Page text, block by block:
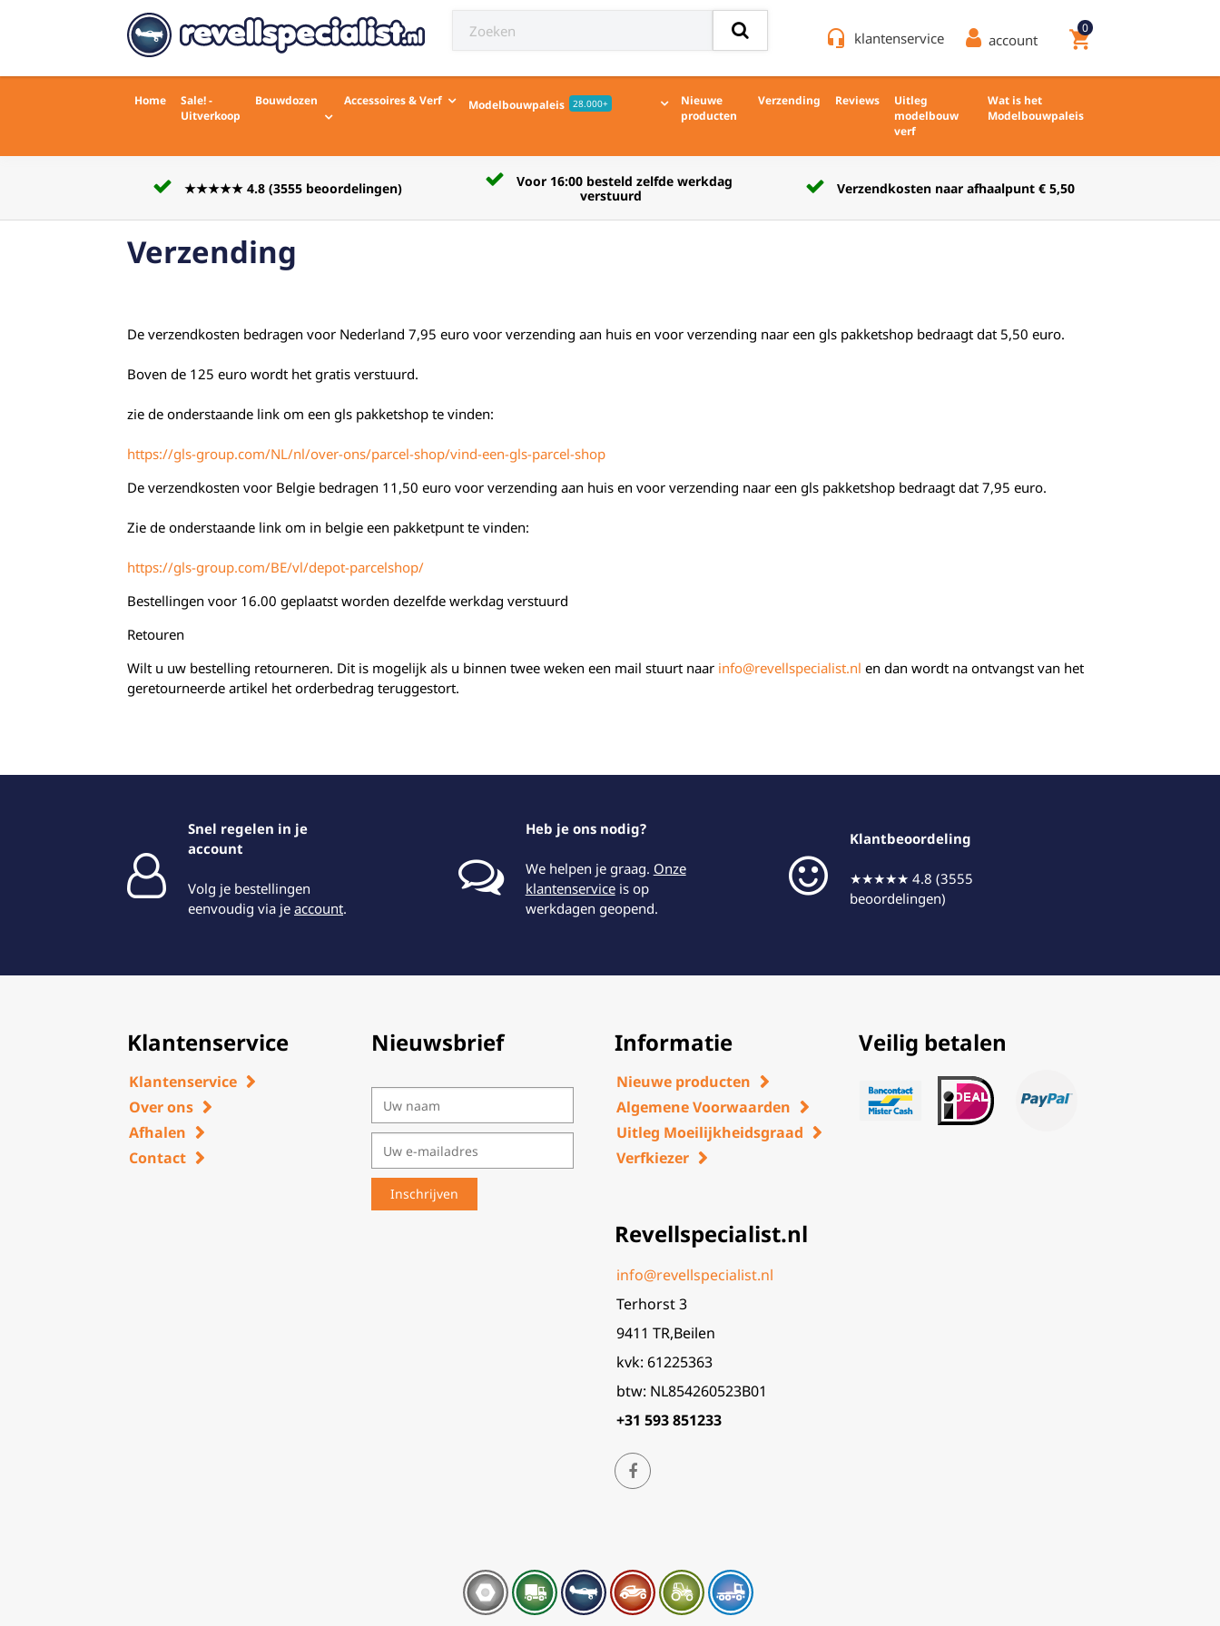
headset_mic klantenservice account shopping_cart
0
Home
Sale! -
Uitverkoop
Bouwdozen Accessoires & Verf Modelbouwpaleis 28.000+
Nieuwe
producten
Verzending Reviews
Uitleg
modelbouw
verf
Wat is het
Modelbouwpaleis
Voor 16:00 besteld zelfde werkdag
verstuurd
Verzendkosten naar afhaalpunt € 5,50 Verkoop nieuw en ongebruikt
Verzending
De verzendkosten bedragen voor Nederland 7,95 euro voor verzending aan huis en voor verzending naar een gls pakketshop bedraagt dat 5,50 euro.
Boven de 125 euro wordt het gratis verstuurd.
zie de onderstaande link om een gls pakketshop te vinden:
https://gls-group.com/NL/nl/over-ons/parcel-shop/vind-een-gls-parcel-shop
De verzendkosten voor Belgie bedragen 11,50 euro voor verzending aan huis en voor verzending naar een gls pakketshop bedraagt dat 7,95 euro.
Zie de onderstaande link om in belgie een pakketpunt te vinden:
https://gls-group.com/BE/vl/depot-parcelshop/
Bestellingen voor 16.00 geplaatst worden dezelfde werkdag verstuurd
Retouren
Wilt u uw bestelling retourneren. Dit is mogelijk als u binnen twee weken een mail stuurt naar info@revellspecialist.nl en dan wordt na ontvangst van het
geretourneerde artikel het orderbedrag teruggestort.
Snel regelen in je
account
Volg je bestellingen
eenvoudig via je account.
Heb je ons nodig?
We helpen je graag. Onze
klantenserviceis op
werkdagen geopend.
Klantbeoordeling
★★★★★ 4.8 (3555
beoordelingen)
Klantenservice
Klantenservice
Over ons
Afhalen
Contact
Nieuwsbrief Informatie
Nieuwe producten
Algemene Voorwaarden
Uitleg Moeilijkheidsgraad
Verfkiezer
Revellspecialist.nl
info@revellspecialist.nl
Terhorst 3
9411 TR,Beilen
kvk: 61225363
btw: NL854260523B01
+31 593 851233
Veilig betalen